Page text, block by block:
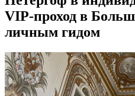
VIP-проход в
личным гидом